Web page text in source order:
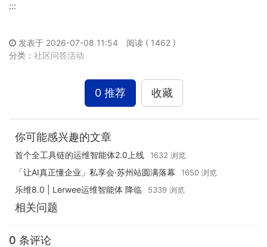
:::
发表于 2026-07-08 11:54
阅读 ( 1462 )
分类： 社区问答活动
0 推荐 收藏
你可能感兴趣的文章
首个全工具链的运维智能体2.0上线 1632 浏览
「让AI真正懂企业」私享会·苏州站圆满落幕 1650 浏览
乐维8.0 | Lerwee运维智能体 降临 5339 浏览
相关问题
0 条评论